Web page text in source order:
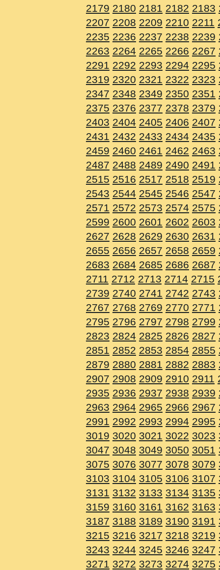
2179 2180 2181 2182 2183
2207 2208 2209 2210 2211
2235 2236 2237 2238 2239
2263 2264 2265 2266 2267
2291 2292 2293 2294 2295
2319 2320 2321 2322 2323
2347 2348 2349 2350 2351
2375 2376 2377 2378 2379
2403 2404 2405 2406 2407
2431 2432 2433 2434 2435
2459 2460 2461 2462 2463
2487 2488 2489 2490 2491
2515 2516 2517 2518 2519
2543 2544 2545 2546 2547
2571 2572 2573 2574 2575
2599 2600 2601 2602 2603
2627 2628 2629 2630 2631
2655 2656 2657 2658 2659
2683 2684 2685 2686 2687
2711 2712 2713 2714 2715
2739 2740 2741 2742 2743
2767 2768 2769 2770 2771
2795 2796 2797 2798 2799
2823 2824 2825 2826 2827
2851 2852 2853 2854 2855
2879 2880 2881 2882 2883
2907 2908 2909 2910 2911
2935 2936 2937 2938 2939
2963 2964 2965 2966 2967
2991 2992 2993 2994 2995
3019 3020 3021 3022 3023
3047 3048 3049 3050 3051
3075 3076 3077 3078 3079
3103 3104 3105 3106 3107
3131 3132 3133 3134 3135
3159 3160 3161 3162 3163
3187 3188 3189 3190 3191
3215 3216 3217 3218 3219
3243 3244 3245 3246 3247
3271 3272 3273 3274 3275